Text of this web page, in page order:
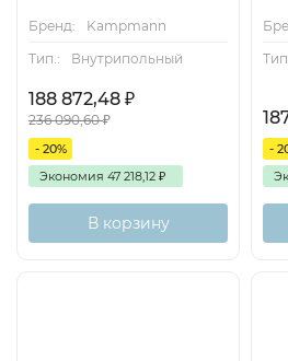
Бренд:
Kampmann
Тип.:
Внутрипольный
188 872,48 ₽
236 090,60₽
- 20%
Экономия 47 218,12 ₽
В корзину
-